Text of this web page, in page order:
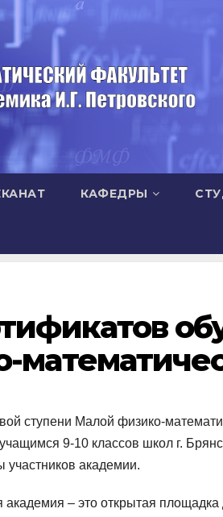
КАФЕДРЫ
ступени Малой физико-
учащимся 9-10 классов школ г.
академии.
– это открытая